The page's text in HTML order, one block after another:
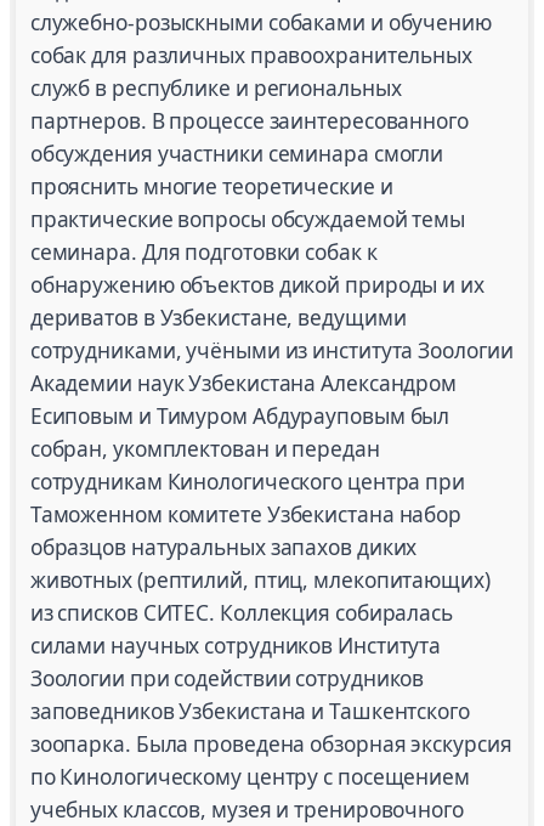
служебно-розыскными собаками и обучению
собак для различных правоохранительных
служб в республике и региональных
партнеров. В процессе заинтересованного
обсуждения участники семинара смогли
прояснить многие теоретические и
практические вопросы обсуждаемой темы
семинара. Для подготовки собак к
обнаружению объектов дикой природы и их
дериватов в Узбекистане, ведущими
сотрудниками, учёными из института Зоологии
Академии наук Узбекистана Александром
Есиповым и Тимуром Абдурауповым был
собран, укомплектован и передан
сотрудникам Кинологического центра при
Таможенном комитете Узбекистана набор
образцов натуральных запахов диких
животных (рептилий, птиц, млекопитающих)
из списков СИТЕС. Коллекция собиралась
силами научных сотрудников Института
Зоологии при содействии сотрудников
заповедников Узбекистана и Ташкентского
зоопарка. Была проведена обзорная экскурсия
по Кинологическому центру с посещением
учебных классов, музея и тренировочного